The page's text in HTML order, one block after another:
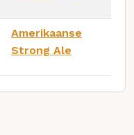
Amerikaanse
Strong Ale